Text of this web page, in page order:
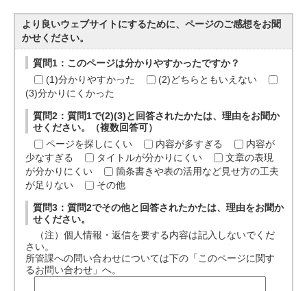
より良いウェブサイトにするために、ページのご感想をお聞
かせください。
質問1：このページは分かりやすかったですか？
(1)分かりやすかった
(2)どちらともいえない
(3)分かりにくかった
質問2：質問1で(2)(3)と回答されたかたは、理由をお聞か
せください。（複数回答可）
ページを探しにくい
内容が多すぎる
内容が
少なすぎる
タイトルが分かりにくい
文章の表現
が分かりにくい
箇条書きや表の活用など見せ方の工夫
が足りない
その他
質問3：質問2でその他と回答されたかたは、理由をお聞か
せください。
（注）個人情報・返信を要する内容は記入しないでくだ
さい。
所管課への問い合わせについては下の「このページに関す
るお問い合わせ」へ。